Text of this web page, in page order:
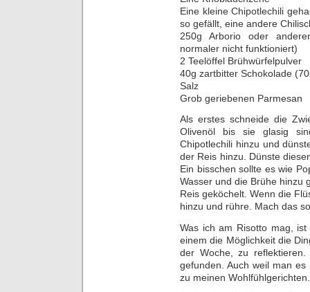
Eine kleine Chipotlechili
so gefällt, eine andere
250g Arborio oder
normaler nicht funktioniert)
2 Teelöffel Brühwürfelpulver
40g zartbitter Schokolade
Salz
Grob geriebenen Parmesan
Als erstes schneide die
Olivenöl bis sie glasig
Chipotlechili hinzu und
der Reis hinzu. Dünste
Ein bisschen sollte es wie
Wasser und die Brühe hinzu
Reis geköchelt. Wenn die
hinzu und rühre. Mach das
Was ich am Risotto mag,
einem die Möglichkeit die
der Woche, zu
gefunden. Auch weil man
zu meinen Wohlfühlgerichten.